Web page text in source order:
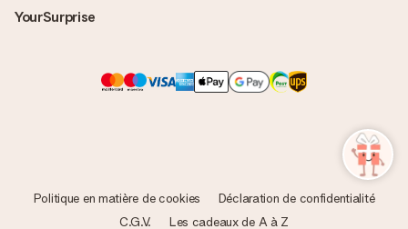
YourSurprise
Politique en matière de cookies
Déclaration de confidentialité
C.G.V.
Les cadeaux de A à Z